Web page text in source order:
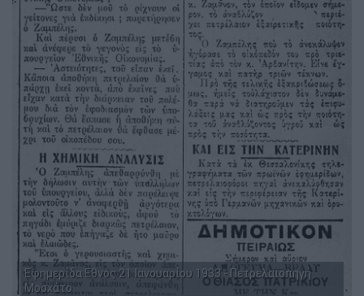
Eφημερίδα Εθνος 21 Ιανουαρίου 1933 - Πετρελαιοπηγή
Μοσχάτο